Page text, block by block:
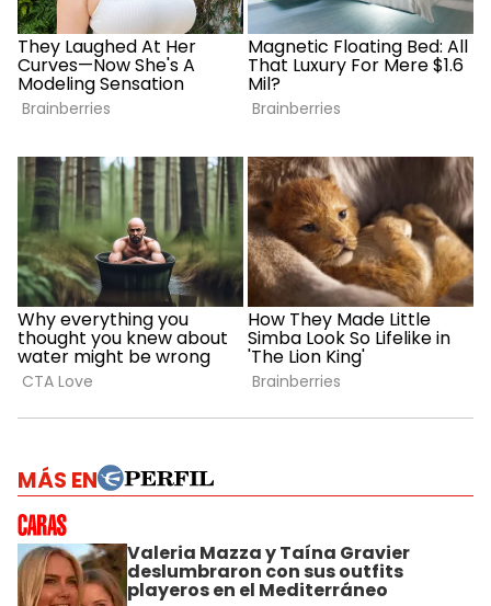
MÁS EN
Valeria Mazza y Taína Gravier
deslumbraron con sus outfits
playeros en el Mediterráneo